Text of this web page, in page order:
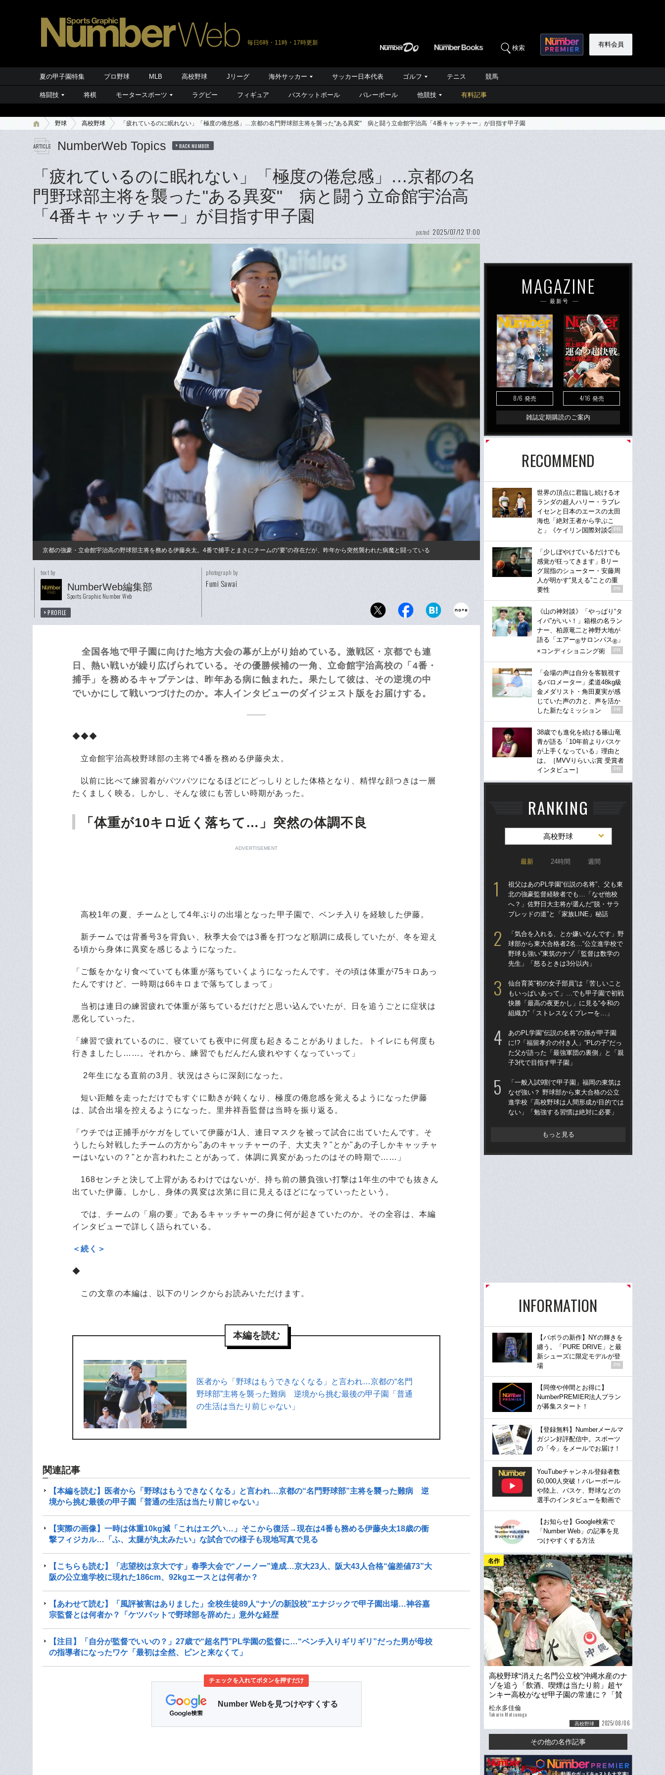
毎日6時・11時・17時更新
検索 有料会員
夏の甲子園特集 プロ野球 MLB 高校野球 Jリーグ 海外サッカー サッカー日本代表 ゴルフ テニス 競馬
格闘技 将棋 モータースポーツ ラグビー フィギュア バスケットボール バレーボール 他競技 有料記事
野球 高校野球 「疲れているのに眠れない」「極度の倦怠感」…京都の名門野球部主将を襲った"ある異変" 病と闘う立命館宇治高「4番キャッチャー」が目指す甲子園
NumberWeb Topics BACK NUMBER
「疲れているのに眠れない」「極度の倦怠感」…京都の名
門野球部主将を襲った"ある異変" 病と闘う立命館宇治高
「4番キャッチャー」が目指す甲子園
posted 2025/07/12 17:00
京都の強豪・立命館宇治高の野球部主将を務める伊藤央太。4番で捕手とまさにチームの“要”の存在だが、昨年から突然襲われた病魔と闘っている
text by
NumberWeb編集部
Sports Graphic Number Web
PROFILE
photograph by
Fumi Sawai
全国各地で甲子園に向けた地方大会の幕が上がり始めている。激戦区・京都でも連
日、熱い戦いが繰り広げられている。その優勝候補の一角、立命館宇治高校の「4番・
捕手」を務めるキャプテンは、昨年ある病に蝕まれた。果たして彼は、その逆境の中
でいかにして戦いつづけたのか。本人インタビューのダイジェスト版をお届けする。
◆◆◆
立命館宇治高校野球部の主将で4番を務める伊藤央太。
以前に比べて練習着がパツパツになるほどにどっしりとした体格となり、精悍な顔つきは一層
たくましく映る。しかし、そんな彼にも苦しい時期があった。
「体重が10キロ近く落ちて…」突然の体調不良
ADVERTISEMENT
高校1年の夏、チームとして4年ぶりの出場となった甲子園で、ベンチ入りを経験した伊藤。
新チームでは背番号3を背負い、秋季大会では3番を打つなど順調に成長していたが、冬を迎え
る頃から身体に異変を感じるようになった。
「ご飯をかなり食べていても体重が落ちていくようになったんです。その頃は体重が75キロあっ
たんですけど、一時期は66キロまで落ちてしまって」
当初は連日の練習疲れで体重が落ちているだけだと思い込んでいたが、日を追うごとに症状は
悪化していった。
「練習で疲れているのに、寝ていても夜中に何度も起きることがありました。トイレにも何度も
行きましたし……。それから、練習でもだんだん疲れやすくなっていって」
2年生になる直前の3月、状況はさらに深刻になった。
短い距離を走っただけでもすぐに動きが鈍くなり、極度の倦怠感を覚えるようになった伊藤
は、試合出場を控えるようになった。里井祥吾監督は当時を振り返る。
「ウチでは正捕手がケガをしていて伊藤が1人、連日マスクを被って試合に出ていたんです。そ
うしたら対戦したチームの方から"あのキャッチャーの子、大丈夫？"とか"あの子しかキャッチャ
ーはいないの？"とか言われたことがあって。体調に異変があったのはその時期で……」
168センチと決して上背があるわけではないが、持ち前の勝負強い打撃は1年生の中でも抜きん
出ていた伊藤。しかし、身体の異変は次第に目に見えるほどになっていったという。
では、チームの「扇の要」であるキャッチャーの身に何が起きていたのか。その全容は、本編
インタビューで詳しく語られている。
＜続く＞
◆
この文章の本編は、以下のリンクからお読みいただけます。
本編を読む
医者から「野球はもうできなくなる」と言われ…京都の“名門
野球部”主将を襲った難病 逆境から挑む最後の甲子園「普通
の生活は当たり前じゃない」
関連記事
【本編を読む】医者から「野球はもうできなくなる」と言われ…京都の“名門野球部”主将を襲った難病 逆
境から挑む最後の甲子園「普通の生活は当たり前じゃない」
【実際の画像】一時は体重10kg減「これはエグい…」そこから復活→現在は4番も務める伊藤央太18歳の衝
撃フィジカル…「ふ、太腿が丸太みたい」な試合での様子も現地写真で見る
【こちらも読む】「志望校は京大です」春季大会で“ノーノー”達成…京大23人、阪大43人合格“偏差値73”大
阪の公立進学校に現れた186cm、92kgエースとは何者か？
【あわせて読む】「風評被害はありました」全校生徒89人“ナゾの新設校”エナジックで甲子園出場…神谷嘉
宗監督とは何者か？「ケツバットで野球部を辞めた」意外な経歴
【注目】「自分が監督でいいの？」27歳で“超名門”PL学園の監督に…“ベンチ入りギリギリ”だった男が母校
の指導者になったワケ「最初は全然、ピンと来なくて」
チェックを入れてボタンを押すだけ
Number Webを見つけやすくする
MAGAZINE
最新号
8/6 発売 4/16 発売
雑誌定期購読のご案内
RECOMMEND
世界の頂点に君臨し続けるオ
ランダの超人ハリー・ラブレ
イセンと日本のエースの太田
海也「絶対王者から学ぶこ
と」《ケイリン国際対談②》
PR
「少しぼやけているだけでも
感覚が狂ってきます」Bリー
グ屈指のシューター・安藤周
人が明かす“見える”ことの重
要性
PR
《山の神対談》「やっぱり“タ
イパ”がいい！」箱根の名ラン
ナー、柏原竜二と神野大地が
語る「エアー®サロンパス® 」
×コンディショニング術
PR
「会場の声は自分を客観視す
るバロメーター」柔道48kg級
金メダリスト・角田夏実が感
じていた声の力と、声を活か
した新たなミッション
PR
38歳でも進化を続ける篠山竜
青が語る「10年前よりバスケ
が上手くなっている」理由と
は。［MVVりらいぶ賞 受賞者
インタビュー］
PR
RANKING
高校野球
最新 24時間 週間
祖父はあのPL学園“伝説の名将”、父も東
北の強豪監督経験者でも…「なぜ他校
へ？」佐野日大主将が選んだ“脱・サラ
ブレッドの道”と「家族LINE」秘話
「気合を入れる、とか嫌いなんです」野
球部から東大合格者2名…“公立進学校で
野球も強い”東筑のナゾ「監督は数学の
先生」「怒るときは3分以内」
仙台育英“初の女子部員”は「苦しいこと
もいっぱいあって」…でも甲子園で初戦
快勝「最高の夜更かし」に見る“令和の
組織力”「ストレスなくプレーを…」
あのPL学園“伝説の名将”の孫が甲子園
に!?「福留孝介の付き人」“PLの子”だっ
た父が語った「最強軍団の裏側」と「親
子3代で目指す甲子園」
「一般入試9割で甲子園」福岡の東筑は
なぜ強い？ 野球部から東大合格の公立
進学校「高校野球は人間形成が目的では
ない」「勉強する習慣は絶対に必要」
もっと見る
INFORMATION
【バボラの新作】NYの輝きを
纏う。「PURE DRIVE」と最
新シューズに限定モデルが登
場
PR
【同僚や仲間とお得に】
NumberPREMIER法人プラン
が募集スタート！
【登録無料】Numberメールマ
ガジン好評配信中。スポーツ
の「今」をメールでお届け！
YouTubeチャンネル登録者数
60,000人突破！バレーボール
や陸上、バスケ、野球などの
選手のインタビューを動画で
【お知らせ】Google検索で
「Number Web」の記事を見
つけやすくする方法
名作
高校野球“消えた名門公立校”沖縄水産のナ
ゾを追う「飲酒、喫煙は当たり前」超ヤ
ンキー高校がなぜ甲子園の常連に？「賛
否両論の名将」栽弘義の正体
松永多佳倫
Takarin Matsunaga
高校野球 2025/08/06
その他の名作記事